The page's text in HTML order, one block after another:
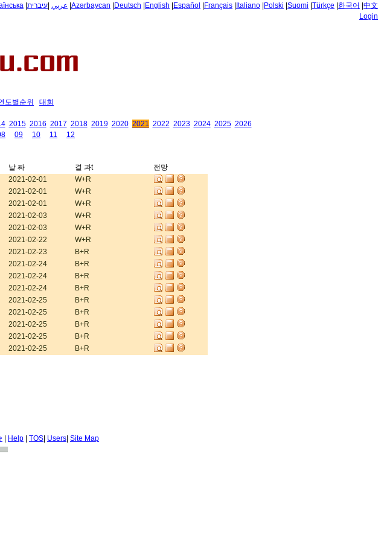
عربي עיברית Azərbaycan Deutsch English Español Français Italiano Polski Suomi Türkçe 한국어 中文
Login
도별순위 대회
2015 2016 2017 2018 2019 2020 2021 2022 2023 2024 2025 2026
09 10 11
12
날 짜 결 과t
전망
2021-02-01
W+R
2021-02-01
W+R
2021-02-01
W+R
2021-02-03
W+R
2021-02-03
W+R
2021-02-22
W+R
2021-02-23
B+R
2021-02-24
B+R
2021-02-24
B+R
2021-02-24
B+R
2021-02-25
B+R
2021-02-25
B+R
2021-02-25
B+R
2021-02-25
B+R
2021-02-25
B+R
| Help | TOS| Users| Site Map